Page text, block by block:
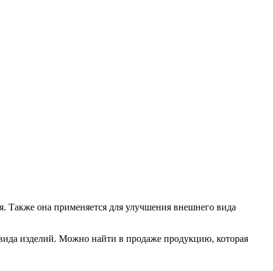
Также она применяется для улучшения внешнего вида
изделий. Можно найти в продаже продукцию, которая